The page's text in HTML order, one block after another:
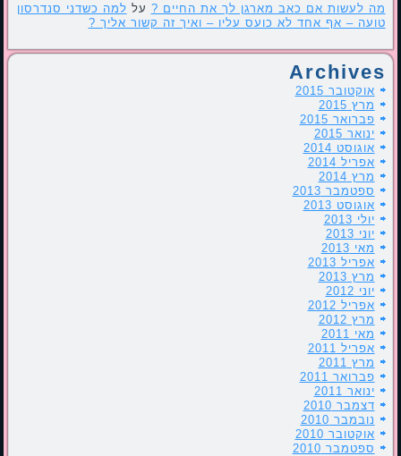
מה לעשות אם כאב מארגן לך את החיים ? על למה כשדני סנדרסון
טועה – אף אחד לא כועס עליו – ואיך זה קשור אליך ?
Archives
אוקטובר 2015
מרץ 2015
פברואר 2015
ינואר 2015
אוגוסט 2014
אפריל 2014
מרץ 2014
ספטמבר 2013
אוגוסט 2013
יולי 2013
יוני 2013
מאי 2013
אפריל 2013
מרץ 2013
יוני 2012
אפריל 2012
מרץ 2012
מאי 2011
אפריל 2011
מרץ 2011
פברואר 2011
ינואר 2011
דצמבר 2010
נובמבר 2010
אוקטובר 2010
ספטמבר 2010